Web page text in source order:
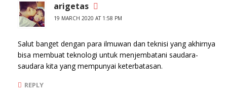
arigetas
19 MARCH 2020 AT 1:58 PM
Salut banget dengan para ilmuwan dan teknisi yang akhirnya
bisa membuat teknologi untuk menjembatani saudara-
saudara kita yang mempunyai keterbatasan.
REPLY